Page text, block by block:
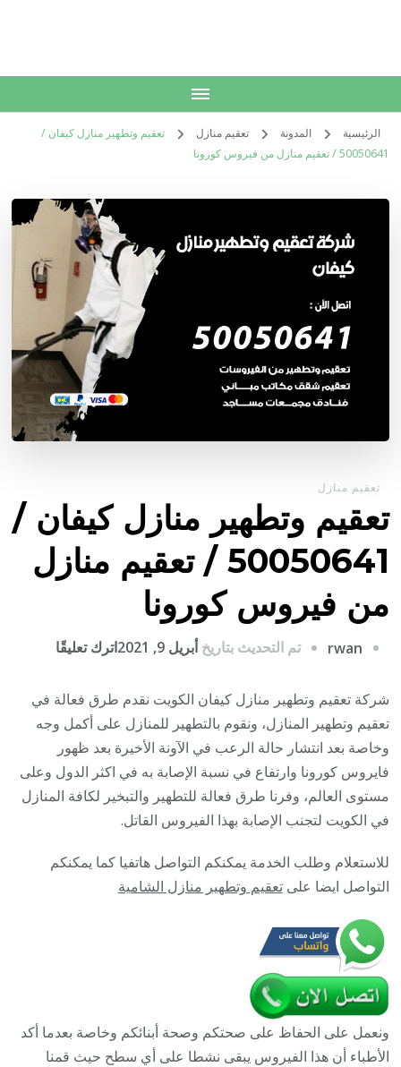
الرئيسية المدونة تعقيم منازل
تعقيم وتطهير منازل كيفان /
50050641 / تعقيم منازل من فيروس كورونا
تعقيم منازل
تعقيم وتطهير منازل كيفان /
50050641 / تعقيم منازل
من فيروس كورونا
rwan تم التحديث بتاريخأبريل 9, 2021 اترك تعليقًا
وتطهير
منازل
منازل
شركة تعقيم وتطهير منازل كيفان الكويت نقدم طرق فعالة في
تعقيم وتطهير المنازل، ونقوم بالتطهير للمنازل على أكمل وجه
وخاصة بعد انتشار حالة الرعب في الآونة الأخيرة بعد ظهور
فايروس كورونا وارتفاع في نسبة الإصابة به في اكثر الدول وعلى
مستوى العالم، وفرنا طرق فعالة للتطهير والتبخير لكافة المنازل
في الكويت لتجنب الإصابة بهذا الفيروس القاتل.
للاستعلام وطلب الخدمة يمكنكم التواصل هاتفيا كما يمكنكم
التواصل ايضا علىتعقيم وتطهير منازل الشامية
ونعمل على الحفاظ على صحتكم وصحة أبنائكم وخاصة بعدما أكد
الأطباء أن هذا الفيروس يبقى نشطا على أي سطح حيث قمنا